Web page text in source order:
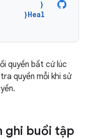
}
}Heal
quyền bất cứ lúc
quyền mỗi khi sử
ghi buổi tập